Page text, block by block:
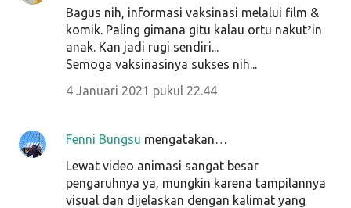
Bagus nih, informasi vaksinasi melalui film &
komik. Paling gimana gitu kalau ortu nakut²in
anak. Kan jadi rugi sendiri...
Semoga vaksinasinya sukses nih...
4 Januari 2021 pukul 22.44
Fenni Bungsu mengatakan…
Lewat video animasi sangat besar
pengaruhnya ya, mungkin karena tampilannya
visual dan dijelaskan dengan kalimat yang